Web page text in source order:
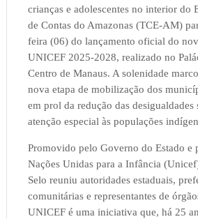
crianças e adolescentes no interior do
de Contas do Amazonas (TCE-AM)
feira (06) do lançamento oficial do
UNICEF 2025-2028, realizado no
Centro de Manaus. A solenidade
nova etapa de mobilização dos
em prol da redução das desigualdades
atenção especial às populações
Promovido pelo Governo do Estado e
Nações Unidas para a Infância
Selo reuniu autoridades estaduais,
comunitárias e representantes de
UNICEF é uma iniciativa que, há 25